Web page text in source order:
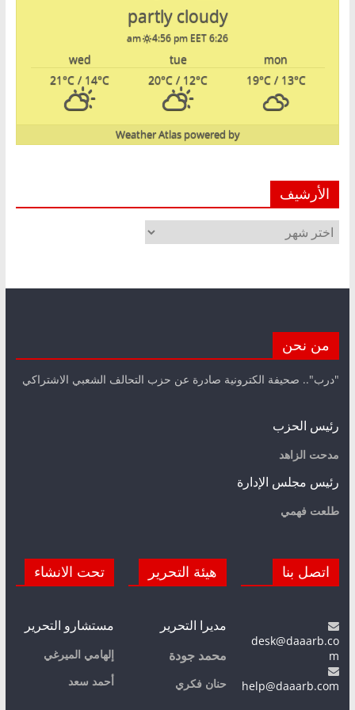
partly cloudy
6:26 am
4:56 pm EET
mon
tue
wed
19°C/ 13°C
20°C / 12°C
21°C / 14°C
powered by
Weather Atlas
الأرشيف
الأرشيف
من نحن
"درب".. صحيفة الكترونية صادرة عن حزب التحالف الشعبي الاشتراكي
رئيس الحزب
مدحت الزاهد
رئيس مجلس الإدارة
طلعت فهمي
اتصل بنا
desk@daaarb.co
m
help@daaarb.com
هيئة التحرير
مديرا التحرير
محمد جودة
حنان فكري
تحت الانشاء
مستشارو التحرير
إلهامي الميرغي
أحمد سعد